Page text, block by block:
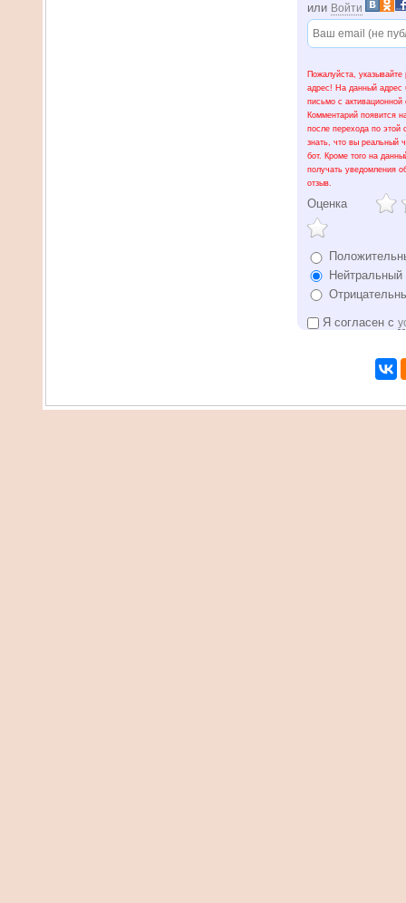
или Войти
Пожалуйста,
адрес! На данный адрес
письмо с активационной
Комментарий появится
после перехода по
знать, что вы реальный
бот. Кроме того на
получать уведомления
отзыв.
Оценка
Нейтральный
Я согласен с